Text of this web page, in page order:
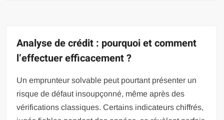
Analyse de crédit : pourquoi et comment
l’effectuer efficacement ?
Un emprunteur solvable peut pourtant présenter un
risque de défaut insoupçonné, même après des
vérifications classiques. Certains indicateurs chiffrés,